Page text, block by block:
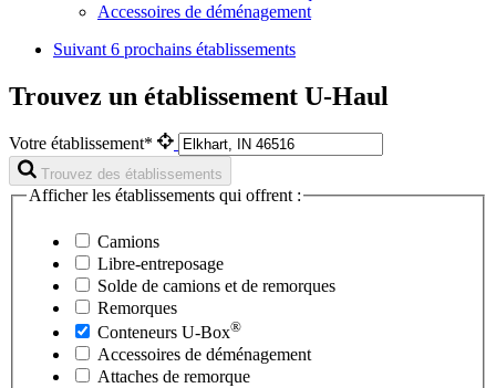
Accessoires de déménagement
Suivant 6 prochains établissements
Trouvez un établissement U-Haul
Votre établissement*
Trouvez des établissements
Afficher les établissements qui offrent :
Camions
Libre-entreposage
Solde de camions et de remorques
Remorques
Conteneurs U-Box®
Accessoires de déménagement
Attaches de remorque